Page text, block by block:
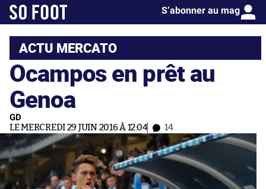
S’abonner au mag
ACTU MERCATO
Ocampos en prêt au
Genoa
GD
LE MERCREDI 29 JUIN 2016 À 12:04 14